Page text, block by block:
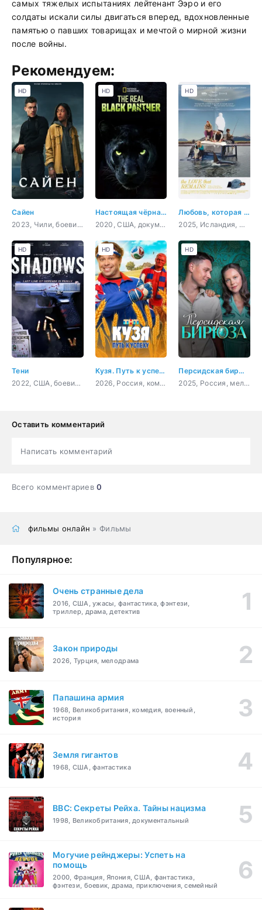
самых тяжелых испытаниях лейтенант Ээро и его
солдаты искали силы двигаться вперед, вдохновленные
памятью о павших товарищах и мечтой о мирной жизни
после войны.
Рекомендуем:
Сайен
2023, Чили, боевик, триллер
HD
Настоящая чёрная пантера
2020, США, документальный, короткометражка
HD
Любовь, которая остаётся
2025, Исландия, Дания, Швеция, Франция, драма, комедия, семейный
HD
Тени
2022, США, боевик, криминал
HD
Кузя. Путь к успеху
2026, Россия, комедия
HD
Персидская бирюза
2025, Россия, мелодрама, криминал
HD
Оставить комментарий
Написать комментарий
Всего комментариев0
фильмы онлайн » Фильмы
Популярное:
Очень странные дела
2016, США, ужасы, фантастика, фэнтези,
триллер, драма, детектив
Закон природы
2026, Турция, мелодрама
Папашина армия
1968, Великобритания, комедия, военный,
история
Земля гигантов
1968, США, фантастика
BBC: Секреты Рейха. Тайны нацизма
1998, Великобритания, документальный
Могучие рейнджеры: Успеть на
помощь
2000, Франция, Япония, США, фантастика,
фэнтези, боевик, драма, приключения, семейный